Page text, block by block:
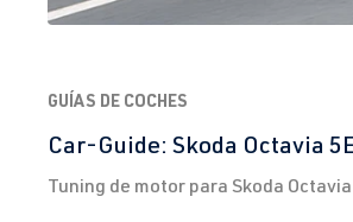
GUÍAS DE COCHES
Car-Guide: Skoda Octavia
Tuning de motor para Skoda Octavia